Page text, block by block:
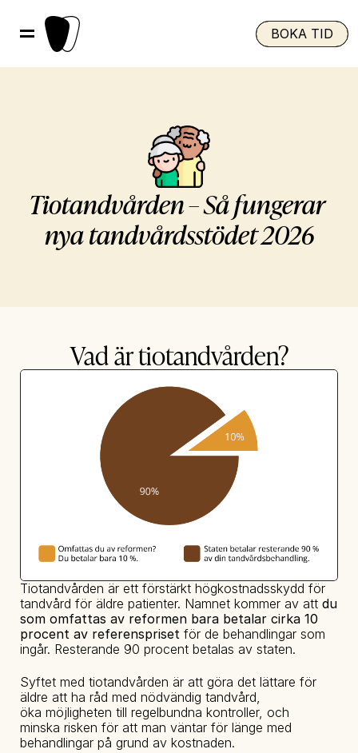
BOKA TID
Tiotandvården – Så fungerar
nya tandvårdsstödet 2026
Vad är tiotandvården?
Tiotandvården är ett förstärkt högkostnadsskydd för
tandvård för äldre patienter. Namnet kommer av att du
som omfattas av reformen bara betalar cirka 10
procent av referenspriset för de behandlingar som
ingår. Resterande 90 procent betalas av staten.
Syftet med tiotandvården är att göra det lättare för
äldre att ha råd med nödvändig tandvård,
öka möjligheten till regelbundna kontroller, och
minska risken för att man väntar för länge med
behandlingar på grund av kostnaden.